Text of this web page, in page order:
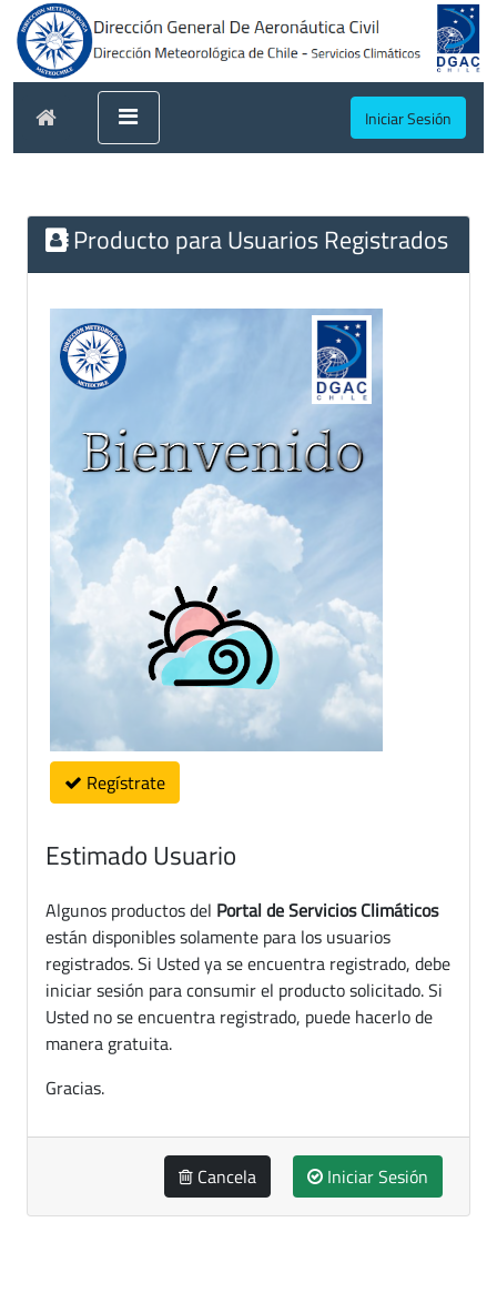
Iniciar Sesión
Producto para Usuarios Registrados
Regístrate
Estimado Usuario
Algunos productos del Portal de Servicios Climáticos
están disponibles solamente para los usuarios
registrados. Si Usted ya se encuentra registrado, debe
iniciar sesión para consumir el producto solicitado. Si
Usted no se encuentra registrado, puede hacerlo de
manera gratuita.
Gracias.
Cancela Iniciar Sesión